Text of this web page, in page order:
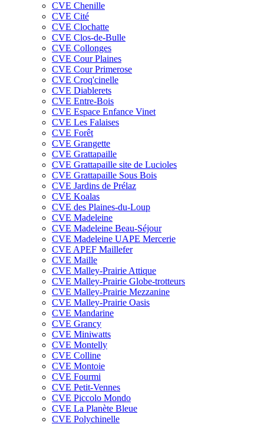
CVE Chenille
CVE Cité
CVE Clochatte
CVE Clos-de-Bulle
CVE Collonges
CVE Cour Plaines
CVE Cour Primerose
CVE Croq'cinelle
CVE Diablerets
CVE Entre-Bois
CVE Espace Enfance Vinet
CVE Les Falaises
CVE Forêt
CVE Grangette
CVE Grattapaille
CVE Grattapaille site de Lucioles
CVE Grattapaille Sous Bois
CVE Jardins de Prélaz
CVE Koalas
CVE des Plaines-du-Loup
CVE Madeleine
CVE Madeleine Beau-Séjour
CVE Madeleine UAPE Mercerie
CVE APEF Maillefer
CVE Maille
CVE Malley-Prairie Attique
CVE Malley-Prairie Globe-trotteurs
CVE Malley-Prairie Mezzanine
CVE Malley-Prairie Oasis
CVE Mandarine
CVE Grancy
CVE Miniwatts
CVE Montelly
CVE Colline
CVE Montoie
CVE Fourmi
CVE Petit-Vennes
CVE Piccolo Mondo
CVE La Planète Bleue
CVE Polychinelle